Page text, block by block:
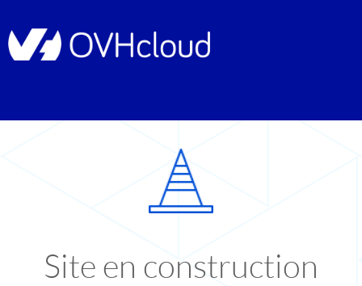
Site en construction